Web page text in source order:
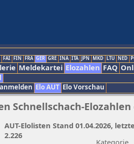
FAI FIN FRA GER GRE INA ITA JPN MKD LTU NED
Meldekartei Elozahlen FAQ
Elo AUT Elo Vorschau
Schnellschach-Elozahlen
Kategorie
AUT-Elolisten Stand 01.04.2026,
2.226